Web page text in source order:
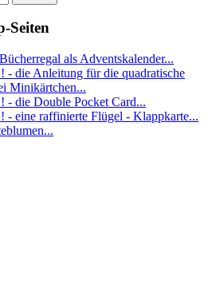
Seiten
als Adventskalender...
- die Anleitung für die quadratische
Minikärtchen...
- die Double Pocket Card...
- eine raffinierte Flügel - Klappkarte...